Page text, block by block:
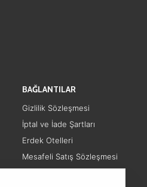
BAĞLANTILAR
Gizlilik Sözleşmesi
İptal ve İade Şartları
Erdek Otelleri
Mesafeli Satış Sözleşmesi